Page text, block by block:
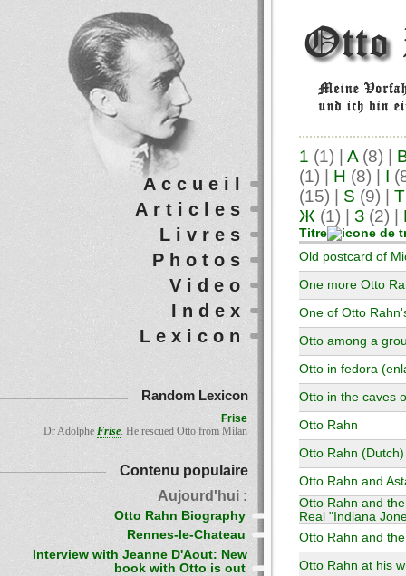
1 (1) A (8)
(1)
H (8) I
(15)
S (9) T
Ж (1) З (2)
Titre
Old postcard of
One more Otto
One of Otto
Otto among a
Otto in fedora
Otto in the caves
Otto Rahn
Otto Rahn (Dutch)
Otto Rahn and
Otto Rahn and
Real "Indiana
Otto Rahn and
Otto Rahn at his
Accueil
Articles
Livres
Photos
Video
Index
Lexicon
Random Lexicon
Frise
Dr Adolphe Frise. He rescued Otto from Milan
Contenu populaire
Aujourd'hui :
Otto Rahn Biography
Rennes-le-Chateau
Interview with Jeanne D'Aout: New
book with Otto is out